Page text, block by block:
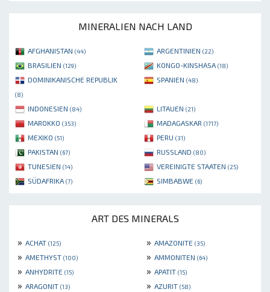
MINERALIEN NACH LAND
AFGHANISTAN (44) ARGENTINIEN (22)
BRASILIEN (129) KONGO-KINSHASA (18)
DOMINIKANISCHE REPUBLIK
(8)
SPANIEN (48)
INDONESIEN (84) LITAUEN (21)
MAROKKO (353) MADAGASKAR (1717)
MEXIKO (51) PERU (31)
PAKISTAN (67) RUSSLAND (80)
TUNESIEN (14) VEREINIGTE STAATEN (25)
SÜDAFRIKA (7) SIMBABWE (6)
ART DES MINERALS
» ACHAT (125) » AMAZONITE (35)
» AMETHYST (100) » AMMONITEN (64)
» ANHYDRITE (15) » APATIT (15)
» ARAGONIT (13) » AZURIT (58)